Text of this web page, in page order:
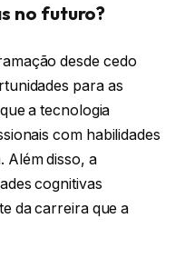
no futuro?
desde cedo
para as
a tecnologia
com habilidades
Além disso, a
cognitivas
da carreira que a